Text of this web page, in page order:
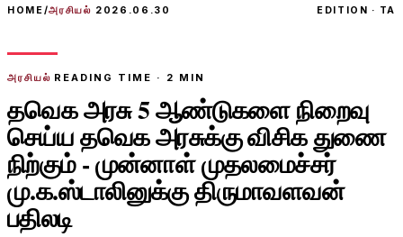
HOME/அரசியல் 2026.06.30 EDITION · TA
அரசியல் READING TIME · 2 MIN
தவெக அரசு 5 ஆண்டுகளை நிறைவு
செய்ய தவெக அரசுக்கு விசிக துணை
நிற்கும் - முன்னாள் முதலமைச்சர்
மு.க.ஸ்டாலினுக்கு திருமாவளவன்
பதிலடி